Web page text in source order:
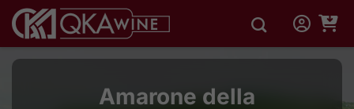
qua
dung
Amarone della